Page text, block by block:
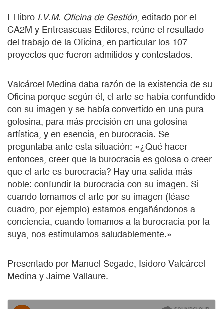
El libro I.V.M. Oficina de Gestión, editado por el
CA2M y Entreascuas Editores, reúne el resultado
del trabajo de la Oficina, en particular los 107
proyectos que fueron admitidos y contestados.
Valcárcel Medina daba razón de la existencia de su
Oficina porque según él, el arte se había confundido
con su imagen y se había convertido en una pura
golosina, para más precisión en una golosina
artística, y en esencia, en burocracia. Se
preguntaba ante esta situación: «¿Qué hacer
entonces, creer que la burocracia es golosa o creer
que el arte es burocracia? Hay una salida más
noble: confundir la burocracia con su imagen. Si
cuando tomamos el arte por su imagen (léase
cuadro, por ejemplo) estamos engañándonos a
conciencia, cuando tomamos a la burocracia por la
suya, nos estimulamos saludablemente.»
Presentado por Manuel Segade, Isidoro Valcárcel
Medina y Jaime Vallaure.